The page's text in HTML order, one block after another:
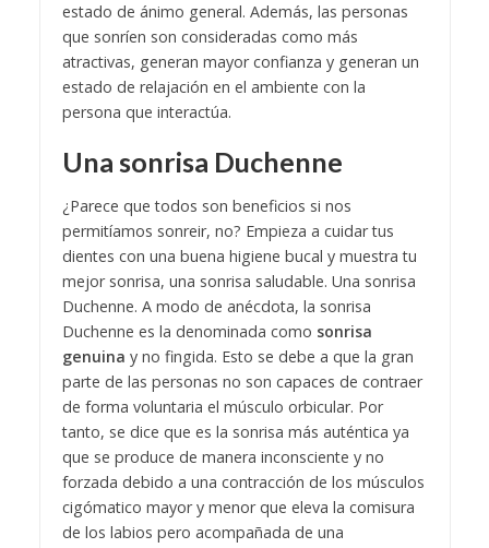
estado de ánimo general. Además, las personas
que sonríen son consideradas como más
atractivas, generan mayor confianza y generan un
estado de relajación en el ambiente con la
persona que interactúa.
Una sonrisa Duchenne
¿Parece que todos son beneficios si nos
permitíamos sonreir, no? Empieza a cuidar tus
dientes con una buena higiene bucal y muestra tu
mejor sonrisa, una sonrisa saludable. Una sonrisa
Duchenne. A modo de anécdota, la sonrisa
Duchenne es la denominada como sonrisa
genuina y no fingida. Esto se debe a que la gran
parte de las personas no son capaces de contraer
de forma voluntaria el músculo orbicular. Por
tanto, se dice que es la sonrisa más auténtica ya
que se produce de manera inconsciente y no
forzada debido a una contracción de los músculos
cigómatico mayor y menor que eleva la comisura
de los labios pero acompañada de una